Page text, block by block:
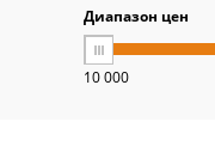
Диапазон цен
10 000